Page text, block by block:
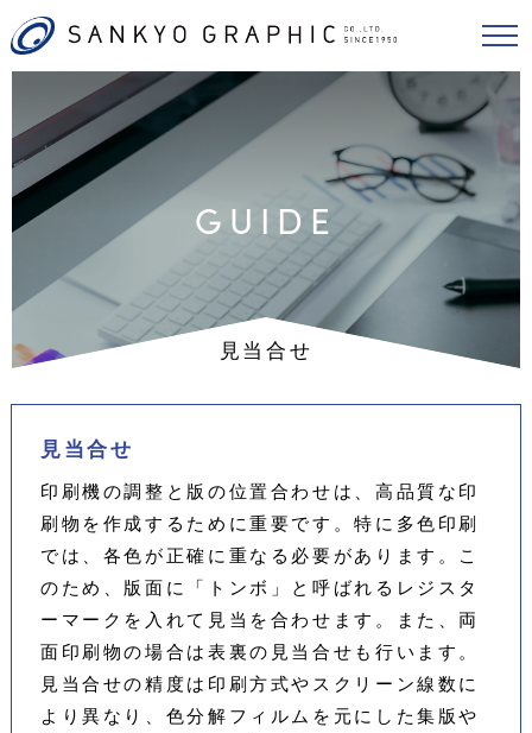
GUIDE
見当合せ
見当合せ
印刷機の調整と版の位置合わせは、高品質な印
刷物を作成するために重要です。特に多色印刷
では、各色が正確に重なる必要があります。こ
のため、版面に「トンボ」と呼ばれるレジスタ
ーマークを入れて見当を合わせます。また、両
面印刷物の場合は表裏の見当合せも行います。
見当合せの精度は印刷方式やスクリーン線数に
より異なり、色分解フィルムを元にした集版や